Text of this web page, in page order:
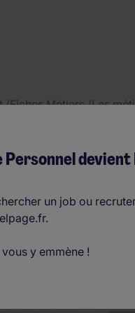
/Fiches Métiers /Les
Personnel
un job ou
y emmène !